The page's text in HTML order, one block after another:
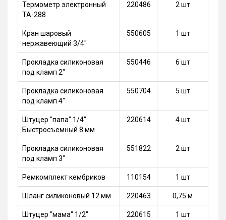
Термометр электронный
ТА-288
220486 2 шт
Кран шаровый
нержавеющий 3/4"
550605 1 шт
Прокладка силиконовая
под кламп 2"
550446 6 шт
Прокладка силиконовая
под кламп 4"
550704 5 шт
Штуцер "папа" 1/4"
Быстросъемный 8 мм
220614 4 шт
Прокладка силиконовая
под кламп 3"
551822 2 шт
Ремкомплект кембриков 110154 1 шт
Шланг силиконовый 12 мм 220463 0,75 м
Штуцер "мама" 1/2"
220615 1 шт